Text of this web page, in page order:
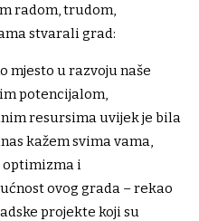
radom, trudom,
stvarali grad:
mjesto u razvoju naše
potencijalom,
resursima uvijek je bila
kažem svima vama,
optimizma i
ovog grada – rekao
projekte koji su